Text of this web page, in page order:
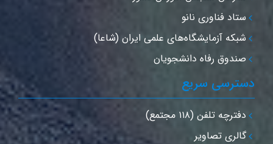
ستاد فناوری نانو
شبکه آزمایشگاه‌های علمی ایران (شاعا)
صندوق رفاه دانشجویان
دسترسی سریع
دفترچه تلفن (۱۱۸ مجتمع)
گالری تصاویر